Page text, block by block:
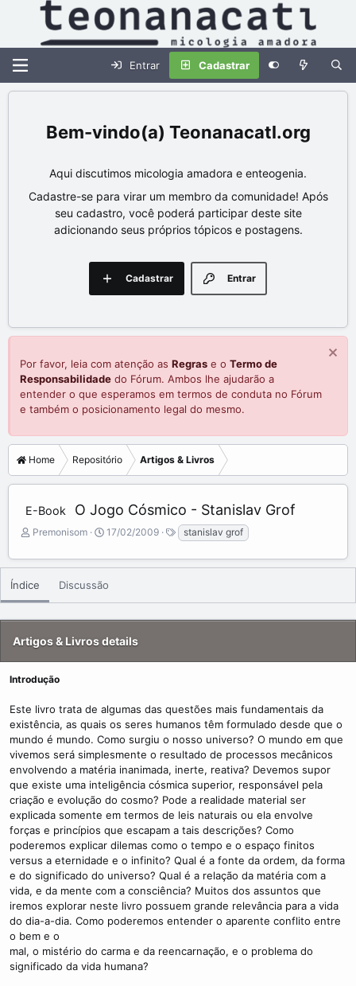
Entrar Cadastrar
Teonanacatl.org
Aqui discutimos micologia amadora e enteogenia.
Cadastre-se para virar um membro da comunidade! Após
seu cadastro, você poderá participar deste site
adicionando seus próprios tópicos e postagens.
Entrar
Cadastrar
Por favor, leia com atenção as Regras e o Termo de
Responsabilidade do Fórum. Ambos lhe ajudarão a
entender o que esperamos em termos de conduta no Fórum
e também o posicionamento legal do mesmo.
Home Repositório Artigos & Livros
E-Book O Jogo Cósmico - Stanislav Grof
A
d
d
b
y
Premonisom
C
e
t
e
d
t
e
17/02/2009
T
a
g
stanislav grof
Índice Discussão
Artigos & Livros details
Introdução
Este livro trata de algumas das questões mais fundamentais da
existência, as quais os seres humanos têm formulado desde que o
mundo é mundo. Como surgiu o nosso universo? O mundo em que
vivemos será simplesmente o resultado de processos mecânicos
envolvendo a matéria inanimada, inerte, reativa? Devemos supor
que existe uma inteligência cósmica superior, responsável pela
criação e evolução do cosmo? Pode a realidade material ser
explicada somente em termos de leis naturais ou ela envolve
forças e princípios que escapam a tais descrições? Como
poderemos explicar dilemas como o tempo e o espaço finitos
versus a eternidade e o infinito? Qual é a fonte da ordem, da forma
e do significado do universo? Qual é a relação da matéria com a
vida, e da mente com a consciência? Muitos dos assuntos que
iremos explorar neste livro possuem grande relevância para a vida
do dia-a-dia. Como poderemos entender o aparente conflito entre
o bem e o
mal, o mistério do carma e da reencarnação, e o problema do
significado da vida humana?